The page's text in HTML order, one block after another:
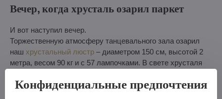
Вечер, когда хрусталь озарил паркет
И вот наступил вечер.
Торжественную атмосферу танцевального зала озарил
наш хрустальный люстр – диаметром 150 см, высотой 2
метра, весом 90 кг и с 57 лампочками. В свете хрусталя
Конфиденциальные предпочтения